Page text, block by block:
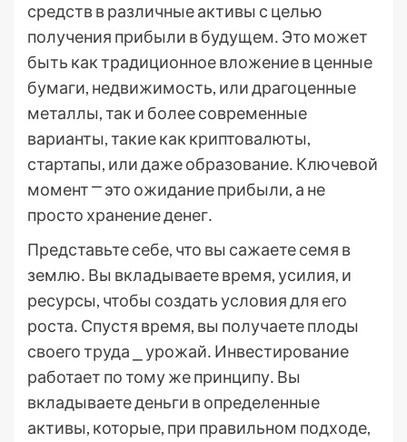
средств в различные активы с целью
получения прибыли в будущем․ Это может
быть как традиционное вложение в ценные
бумаги, недвижимость, или драгоценные
металлы, так и более современные
варианты, такие как криптовалюты,
стартапы, или даже образование․ Ключевой
момент ⎻ это ожидание прибыли, а не
просто хранение денег․
Представьте себе, что вы сажаете семя в
землю․ Вы вкладываете время, усилия, и
ресурсы, чтобы создать условия для его
роста․ Спустя время, вы получаете плоды
своего труда ⎯ урожай․ Инвестирование
работает по тому же принципу․ Вы
вкладываете деньги в определенные
активы, которые, при правильном подходе,